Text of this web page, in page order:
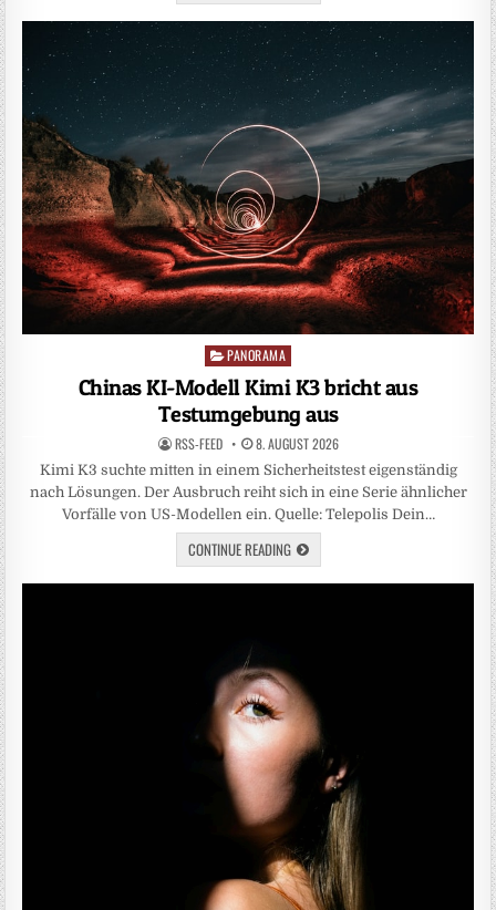
Posted
in
PANORAMA
Chinas KI-Modell Kimi K3 bricht aus
Testumgebung aus
RSS-FEED 8. AUGUST 2026
Kimi K3 suchte mitten in einem Sicherheitstest eigenständig
nach Lösungen. Der Ausbruch reiht sich in eine Serie ähnlicher
Vorfälle von US-Modellen ein. Quelle: Telepolis Dein…
CONTINUE READING